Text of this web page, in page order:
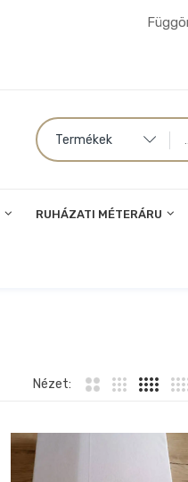
Termékek
RUHÁZATI MÉTERÁRU
Nézet: